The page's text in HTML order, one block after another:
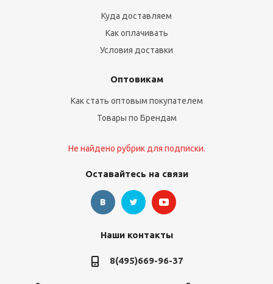
Куда доставляем
Как оплачивать
Условия доставки
Оптовикам
Как стать оптовым покупателем
Товары по Брендам
Не найдено рубрик для подписки.
Оставайтесь на связи
Наши контакты
8(495)669-96-37